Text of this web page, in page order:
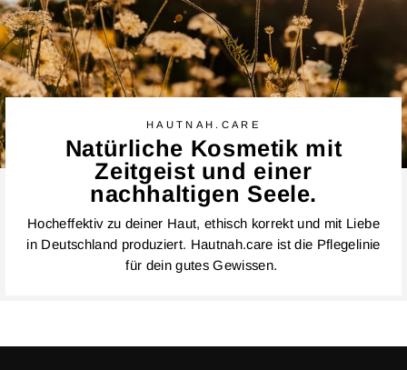
HAUTNAH.CARE
Natürliche Kosmetik mit
Zeitgeist und einer
nachhaltigen Seele.
Hocheffektiv zu deiner Haut, ethisch korrekt und mit Liebe
in Deutschland produziert. Hautnah.care ist die Pflegelinie
für dein gutes Gewissen.